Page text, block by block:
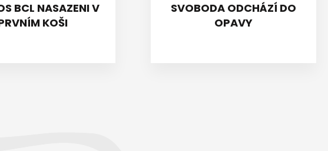
BCL NASAZENI V
KOŠI
SVOBODA ODCHÁZÍ DO
OPAVY